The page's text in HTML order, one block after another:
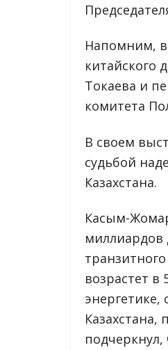
Напомним, в
китайского
Токаева и
комитета
В своем
судьбой
Казахстана.
Касым-
миллиардов
возрастет
подчеркнул,